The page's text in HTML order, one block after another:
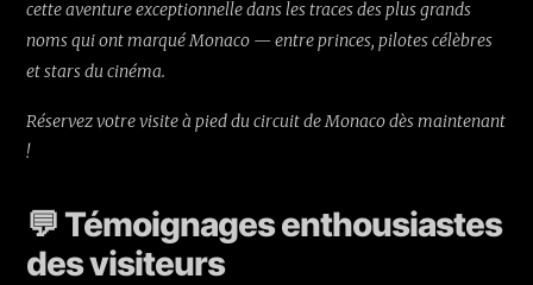
cette aventure exceptionnelle dans les traces des plus grands
noms qui ont marqué Monaco — entre princes, pilotes célèbres
et stars du cinéma.
Réservez votre visite à pied du circuit de Monaco dès maintenant
!
💬 Témoignages enthousiastes
des visiteurs